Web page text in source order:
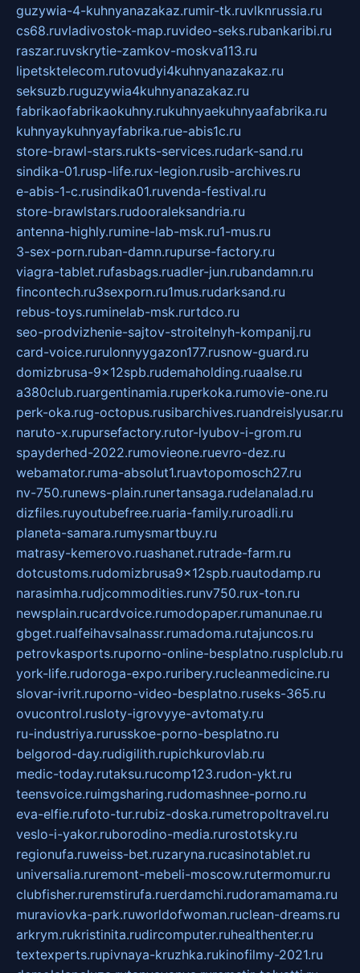
guzywia-4-kuhnyanazakaz.rumir-tk.ruvlknrussia.ru
cs68.ruvladivostok-map.ruvideo-seks.rubankaribi.ru
raszar.ruvskrytie-zamkov-moskva113.ru
lipetsktelecom.rutovudyi4kuhnyanazakaz.ru
seksuzb.ruguzywia4kuhnyanazakaz.ru
fabrikaofabrikaokuhny.rukuhnyaekuhnyaafabrika.ru
kuhnyaykuhnyayfabrika.rue-abis1c.ru
store-brawl-stars.rukts-services.rudark-sand.ru
sindika-01.rusp-life.rux-legion.rusib-archives.ru
e-abis-1-c.rusindika01.ruvenda-festival.ru
store-brawlstars.rudooraleksandria.ru
antenna-highly.rumine-lab-msk.ru1-mus.ru
3-sex-porn.ruban-damn.rupurse-factory.ru
viagra-tablet.rufasbags.ruadler-jun.rubandamn.ru
fincontech.ru3sexporn.ru1mus.rudarksand.ru
rebus-toys.ruminelab-msk.rurtdco.ru
seo-prodvizhenie-sajtov-stroitelnyh-kompanij.ru
card-voice.rurulonnyygazon177.rusnow-guard.ru
domizbrusa-9x12spb.rudemaholding.ruaalse.ru
a380club.ruargentinamia.ruperkoka.rumovie-one.ru
perk-oka.rug-octopus.rusibarchives.ruandreislyusar.ru
naruto-x.rupursefactory.rutor-lyubov-i-grom.ru
spayderhed-2022.rumovieone.ruevro-dez.ru
webamator.ruma-absolut1.ruavtopomosch27.ru
nv-750.runews-plain.runertansaga.rudelanalad.ru
dizfiles.ruyoutubefree.ruaria-family.ruroadli.ru
planeta-samara.rumysmartbuy.ru
matrasy-kemerovo.ruashanet.rutrade-farm.ru
dotcustoms.rudomizbrusa9x12spb.ruautodamp.ru
narasimha.rudjcommodities.runv750.rux-ton.ru
newsplain.rucardvoice.rumodopaper.rumanunae.ru
gbget.rualfeihavsalnassr.rumadoma.rutajuncos.ru
petrovkasports.ruporno-online-besplatno.rusplclub.ru
york-life.rudoroga-expo.ruribery.rucleanmedicine.ru
slovar-ivrit.ruporno-video-besplatno.ruseks-365.ru
ovucontrol.rusloty-igrovyye-avtomaty.ru
ru-industriya.rurusskoe-porno-besplatno.ru
belgorod-day.rudigilith.rupichkurovlab.ru
medic-today.rutaksu.rucomp123.rudon-ykt.ru
teensvoice.ruimgsharing.rudomashnee-porno.ru
eva-elfie.rufoto-tur.rubiz-doska.rumetropoltravel.ru
veslo-i-yakor.ruborodino-media.rurostotsky.ru
regionufa.ruweiss-bet.ruzaryna.rucasinotablet.ru
universalia.ruremont-mebeli-moscow.rutermomur.ru
clubfisher.ruremstirufa.ruerdamchi.rudoramamama.ru
muraviovka-park.ruworldofwoman.ruclean-dreams.ru
arkrym.rukristinita.rudircomputer.ruhealthenter.ru
textexperts.rupivnaya-kruzhka.rukinofilmy-2021.ru